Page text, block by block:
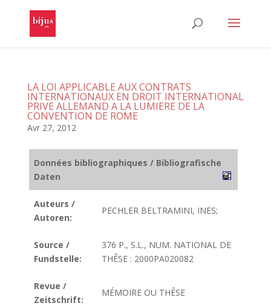
LA LOI APPLICABLE AUX CONTRATS
INTERNATIONAUX EN DROIT INTERNATIONAL
PRIVE ALLEMAND A LA LUMIERE DE LA
CONVENTION DE ROME
Avr 27, 2012
Données bibliographiques / Bibliografische
Daten
Auteurs /
Autoren:
PECHLER BELTRAMINI, INES;
Source /
Fundstelle:
376 P., S.L., NUM. NATIONAL DE
THÊSE : 2000PA020082
Revue /
Zeitschrift:
MÉMOIRE OU THÊSE